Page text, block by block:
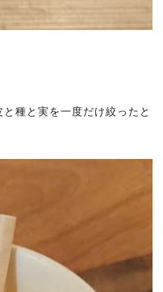
種と実を一度だけ絞ったと